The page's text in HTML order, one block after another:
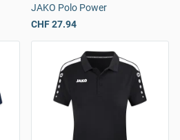
JAKO Polo Power
CHF 27.94